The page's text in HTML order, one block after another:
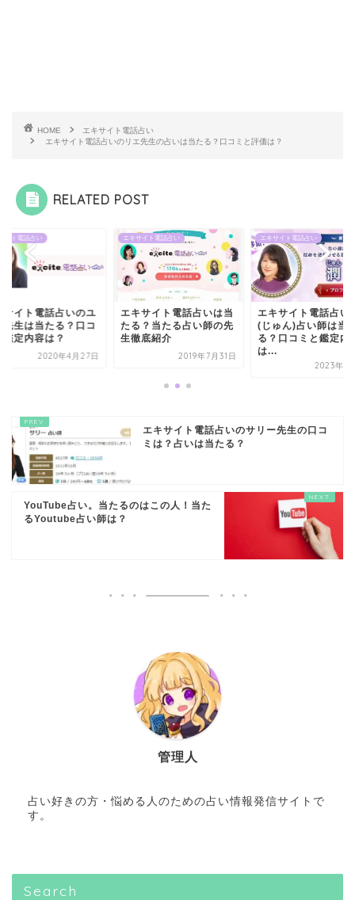
HOME
エキサイト電話占い
エキサイト電話占いのリエ先生の占いは当たる？口コミと評価は？
RELATED POST
イト電話占い
サイト電話占いのユ
先生は当たる？口コ
鑑定内容は？
2020年4月27日
エキサイト電話占い
エキサイト電話占いは当
たる？当たる占い師の先
生徹底紹介
2019年7月31日
エキサイト電話占い
エキサイト電話占い
(じゅん)占い師は当
る？口コミと鑑定内
は...
2023年11
エキサイト電話占いのサリー先生の口コ
ミは？占いは当たる？
YouTube占い。当たるのはこの人！当た
るYoutube占い師は？
管理人
占い好きの方・悩める人のための占い情報発信サイトで
す。
Search